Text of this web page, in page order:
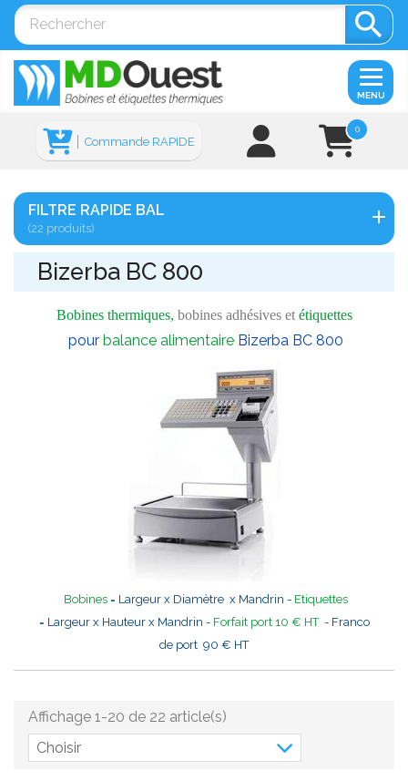

0
Commande RAPIDE
MENU
FILTRE RAPIDE BAL
(22 produits)
Bizerba BC 800
Bobines thermiques, bobines adhésives et étiquettes
pour balance alimentaireBizerba BC 800
Bobines = Largeur x Diamètre x Mandrin - Etiquettes
= Largeur x Hauteur x Mandrin - Forfait port 10 € HT- Franco
de port 90 € HT
Choisir
Affichage 1-20 de 22 article(s)